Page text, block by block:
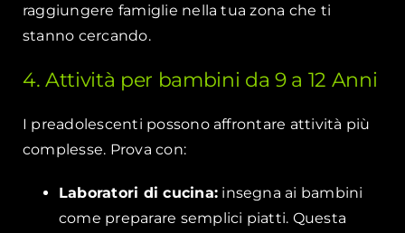
raggiungere famiglie nella tua zona che ti
stanno cercando.
4. Attività per bambini da 9 a 12 Anni
I preadolescenti possono affrontare attività più
complesse. Prova con:
Laboratori di cucina: insegna ai bambini
come preparare semplici piatti. Questa